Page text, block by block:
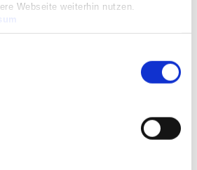
Webseite weiterhin nutzen.